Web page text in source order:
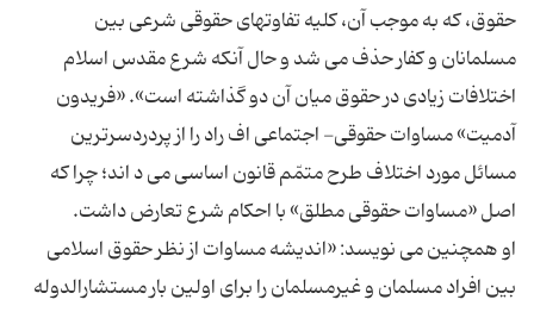
حقوق، که به موجب آن، کلیه تفاوتهای حقوقی شرعی بین
مسلمانان و کفار حذف می شد و حال آنکه شرع مقدس اسلام
اختلافات زیادی در حقوق میان آن دو گذاشته است». «فریدون
آدمیت» مساوات حقوقی- اجتماعی اف راد را از پردردسرترین
مسائل مورد اختلاف طرح متمّم قانون اساسی می د اند؛ چرا که
او همچنین می نویسد: «اندیشه مساوات از نظر حقوق اسلامی
بین افراد مسلمان و غیرمسلمان را برای اولین بار مستشارالدوله